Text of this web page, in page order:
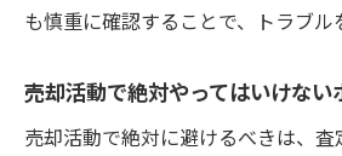
も慎重に確認することで、トラブル
売却活動で絶対やってはいけない
売却活動で絶対に避けるべきは、